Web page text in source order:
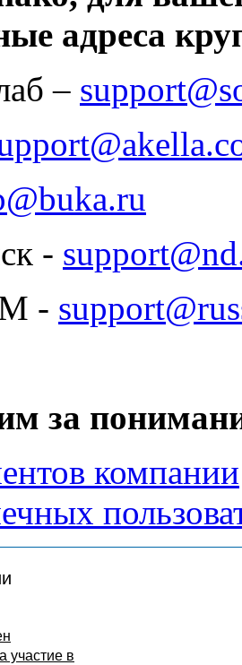
адреса
–
-
М -
за
компании
участие в